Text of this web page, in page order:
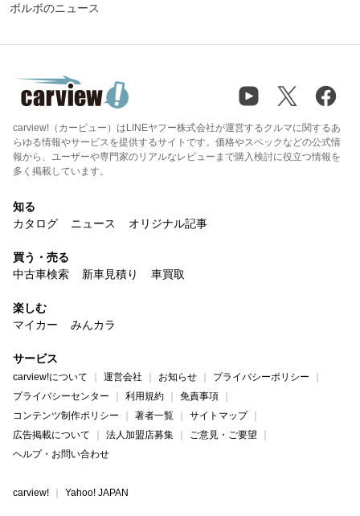
ボルボのニュース
carview!（カービュー）はLINEヤフー株式会社が運営するクルマに関するあ
らゆる情報やサービスを提供するサイトです。価格やスペックなどの公式情
報から、ユーザーや専門家のリアルなレビューまで購入検討に役立つ情報を
多く掲載しています。
知る
カタログ
ニュース オリジナル記事
買う・売る
中古車検索
新車見積り 車買取
楽しむ
マイカー
みんカラ
サービス
carview!について 運営会社 お知らせ
プライバシーポリシー
プライバシーセンター
利用規約
免責事項
コンテンツ制作ポリシー
著者一覧
サイトマップ
広告掲載について
法人加盟店募集
ご意見・ご要望
ヘルプ・お問い合わせ
carview! Yahoo! JAPAN